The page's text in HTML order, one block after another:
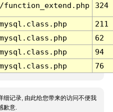
324
211
62
94
76
细记录, 由此给您带来的访问不便我
歉意.